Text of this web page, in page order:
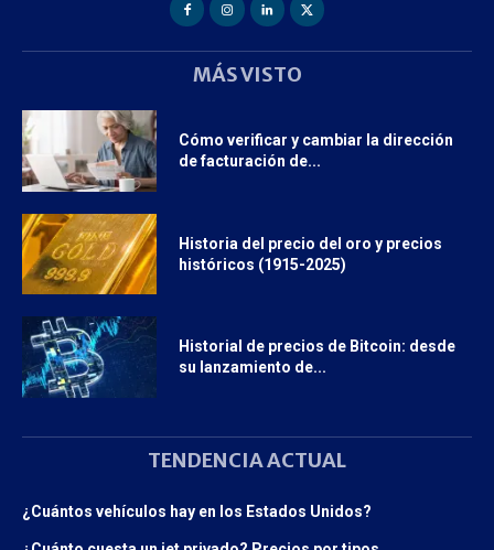
MÁS VISTO
Cómo verificar y cambiar la dirección
de facturación de...
Historia del precio del oro y precios
históricos (1915-2025)
Historial de precios de Bitcoin: desde
su lanzamiento de...
TENDENCIA ACTUAL
¿Cuántos vehículos hay en los Estados Unidos?